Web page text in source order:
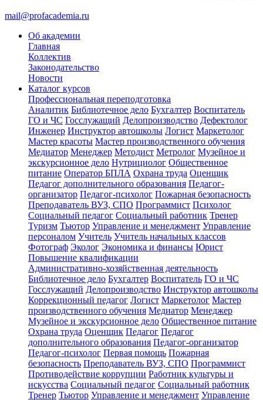
mail@profacademia.ru
Об академии
Главная
Коллектив
Законодательство
Новости
Каталог курсов
Профессиональная переподготовка
Аналитик Библиотечное дело Бухгалтер Воспитатель
ГО и ЧС Госслужащий Делопроизводство Дефектолог
Инженер Инструктор автошколы Логист Маркетолог
Мастер красоты Мастер производственного обучения
Медиатор Менеджер Методист Метролог Музейное и
экскурсионное дело Нутрициолог Общественное
питание Оператор БПЛА Охрана труда Оценщик
Педагог дополнительного образования Педагог-
организатор Педагог-психолог Пожарная безопасность
Преподаватель ВУЗ, СПО Программист Психолог
Социальный педагог Социальный работник Тренер
Туризм Тьютор Управление и менеджмент Управление
персоналом Учитель Учитель начальных классов
Фотограф Эколог Экономика и финансы Юрист
Повышение квалификации
Административно-хозяйственная деятельность
Библиотечное дело Бухгалтер Воспитатель ГО и ЧС
Госслужащий Делопроизводство Инструктор автошколы
Коррекционный педагог Логист Маркетолог Мастер
производственного обучения Медиатор Менеджер
Музейное и экскурсионное дело Общественное питание
Охрана труда Оценщик Педагог Педагог
дополнительного образования Педагог-организатор
Педагог-психолог Первая помощь Пожарная
безопасность Преподаватель ВУЗ, СПО Программист
Противодействие коррупции Работник культуры и
искусства Социальный педагог Социальный работник
Тренер Тьютор Управление и менеджмент Управление